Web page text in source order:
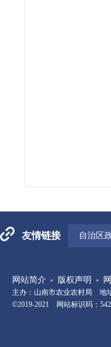
友情链接 自治区
网站简介 版权声明
主办：山南市农业农村局 地
©2019-2021 网站标识码：